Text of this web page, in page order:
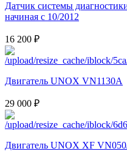
Датчик системы
начиная с 10/2012
16 200 ₽
Двигатель UNOX VN1130A
29 000 ₽
Двигатель UNOX XF